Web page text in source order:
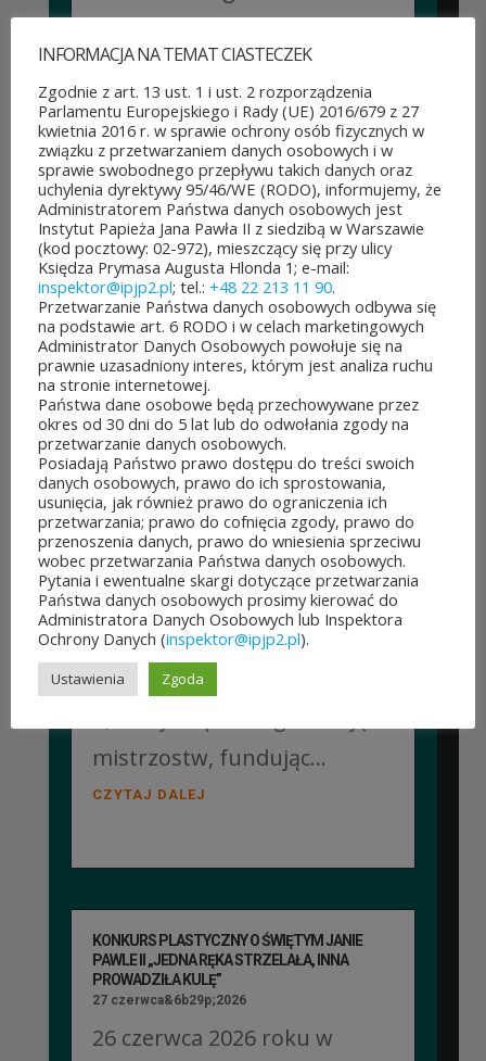
województwa mazowieckiego
po...
CZYTAJ DALEJ
JUBILEUSZOWE XXV MISTRZOSTWA POLSKI
DUCHOWIEŃSTWA W SZACHACH
KLASYCZNYCH.
10 lipca&7b19p;2026
W dniach 6–10 lipca 2026 r. w
Collegium Marianum w
Pelplinie odbyły się
Jubileuszowe XXV
Mistrzostwa Polski
Duchowieństwa w Szachach
Klasycznych. Wydarzenie
zostało objęte patronatem
Instytutu Papieża Jana Pawła
mistrzostw, fundując...
CZYTAJ DALEJ
KONKURS PLASTYCZNY O ŚWIĘTYM JANIE
PAWLE II „JEDNA RĘKA STRZELAŁA, INNA
PROWADZIŁA KULĘ”
27 czerwca&6b29p;2026
26 czerwca 2026 roku w
INFORMACJA NA TEMAT CIASTECZEK
Zgodnie z art. 13 ust. 1 i ust. 2 rozporządzenia
Parlamentu Europejskiego i Rady (UE) 2016/679 z 27
kwietnia 2016 r. w sprawie ochrony osób fizycznych w
związku z przetwarzaniem danych osobowych i w
sprawie swobodnego przepływu takich danych oraz
uchylenia dyrektywy 95/46/WE (RODO), informujemy, że
Administratorem Państwa danych osobowych jest
Instytut Papieża Jana Pawła II z siedzibą w Warszawie
(kod pocztowy: 02-972), mieszczący się przy ulicy
Księdza Prymasa Augusta Hlonda 1; e-mail:
inspektor@ipjp2.pl; tel.: +48 22 213 11 90.
Przetwarzanie Państwa danych osobowych odbywa się
na podstawie art. 6 RODO i w celach marketingowych
Administrator Danych Osobowych powołuje się na
prawnie uzasadniony interes, którym jest analiza ruchu
na stronie internetowej.
Państwa dane osobowe będą przechowywane przez
okres od 30 dni do 5 lat lub do odwołania zgody na
przetwarzanie danych osobowych.
Posiadają Państwo prawo dostępu do treści swoich
danych osobowych, prawo do ich sprostowania,
usunięcia, jak również prawo do ograniczenia ich
przetwarzania; prawo do cofnięcia zgody, prawo do
przenoszenia danych, prawo do wniesienia sprzeciwu
wobec przetwarzania Państwa danych osobowych.
Pytania i ewentualne skargi dotyczące przetwarzania
Państwa danych osobowych prosimy kierować do
Administratora Danych Osobowych lub Inspektora
Ochrony Danych (inspektor@ipjp2.pl).
Ustawienia Zgoda